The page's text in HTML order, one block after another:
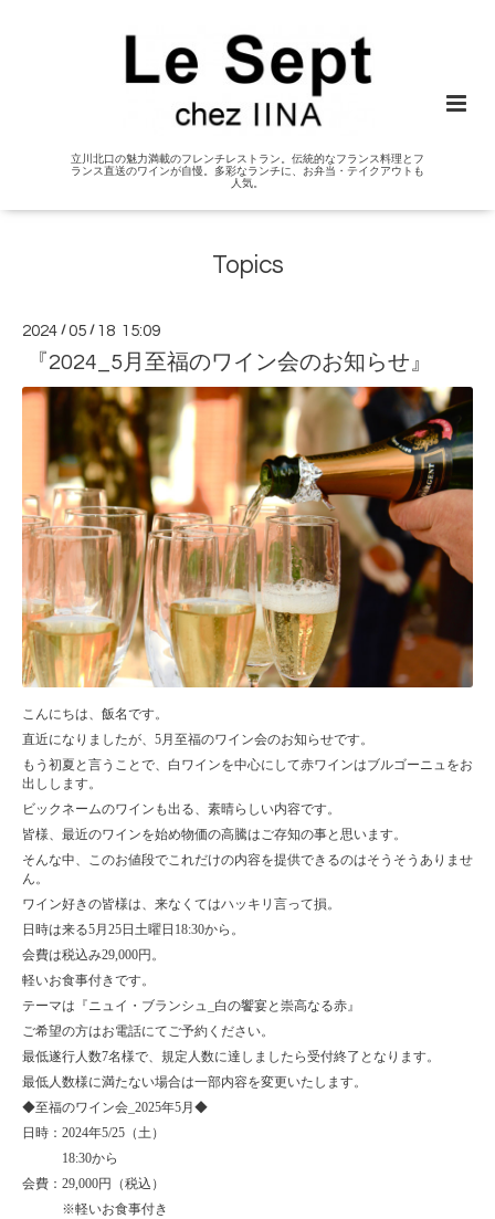
立川北口の魅力満載のフレンチレストラン。伝統的なフランス料理とフ
ランス直送のワインが自慢。多彩なランチに、お弁当・テイクアウトも
人気。
Topics
2024 /05 / 18 15:09
『2024_5月至福のワイン会のお知らせ』
こんにちは、飯名です。
直近になりましたが、5月至福のワイン会のお知らせです。
もう初夏と言うことで、白ワインを中心にして赤ワインはブルゴーニュをお
出しします。
ビックネームのワインも出る、素晴らしい内容です。
皆様、最近のワインを始め物価の高騰はご存知の事と思います。
そんな中、このお値段でこれだけの内容を提供できるのはそうそうありませ
ん。
ワイン好きの皆様は、来なくてはハッキリ言って損。
日時は来る5月 25日土曜日 18:30から。
会費は税込み29,000円。
軽いお食事付きです。
テーマは『ニュイ・ブランシュ_白の饗宴と崇高なる赤』
ご希望の方はお電話にてご予約ください。
最低遂行人数7名様で、規定人数に達しましたら受付終了となります。
最低人数様に満たない場合は一部内容を変更いたします。
◆至福のワイン会 _2025年5月◆
日時： 2024年5/25 （土）
18:30から
会費： 29,000円（税込）
※軽いお食事付き